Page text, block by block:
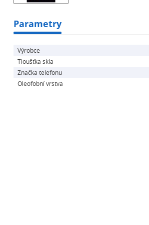
Parametry
Výrobce
Tloušťka skla
Značka telefonu
Oleofobní vrstva